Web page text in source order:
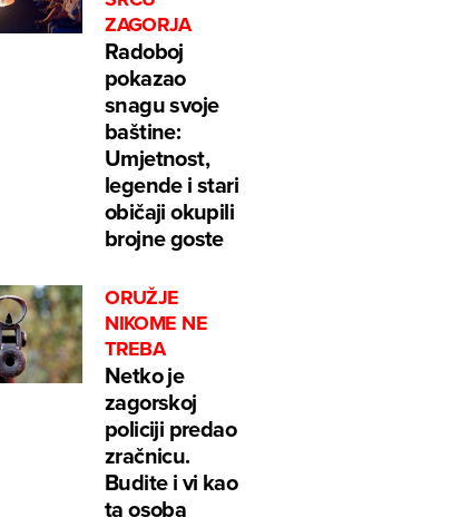
ZAGORJA
Radoboj
pokazao
snagu svoje
baštine:
Umjetnost,
legende i stari
običaji okupili
brojne goste
ORUŽJE
NIKOME NE
TREBA
Netko je
zagorskoj
policiji predao
zračnicu.
Budite i vi kao
ta osoba